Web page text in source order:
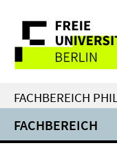
direkt
Inhalt
Service-
Navigation
FACHBEREICH
FACHBEREICH